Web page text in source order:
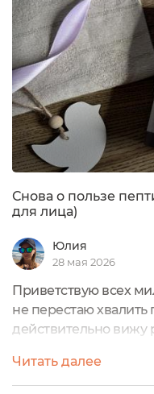
для лица😀И лучше,
ведь раньше,...
Снова о пользе
для лица)
Юлия
28 мая 2026
Приветствую всех
не перестаю
действительно вижу
ввела в свой уход
лица:Маска-уход для
Читать далее